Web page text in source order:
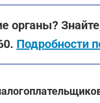
Подробности